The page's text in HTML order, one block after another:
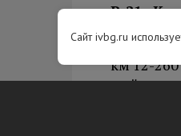
Р-21
км 12-260
мойка,
Сайт ivbg.ru